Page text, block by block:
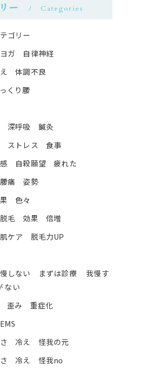
ー Categories
ゴリー
ガ 自律神経
体調不良
くり腰
深呼吸 鍼灸
ストレス 食事
感 自殺願望 疲れた
痛 姿勢
色々
毛 効果 倍増
ケア 脱毛力UP
しない まずは診療 我慢す
ない
歪み 重症化
さ 冷え 怪我の元
さ 冷え 怪我no